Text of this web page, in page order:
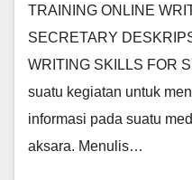
TRAINING ONLINE
SECRETARY
WRITING SKILLS FOR
suatu kegiatan untuk
informasi pada suatu
aksara. Menulis…